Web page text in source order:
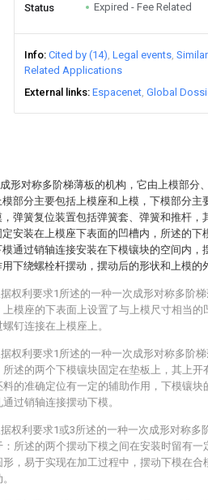
Status Expired - Fee Related
Info Cited by (14) Legal events
Related Applications
External links Espacenet Global
形对称多阶梯薄板的机构，它由上模部分
部分主要包括上模座和上模，下模部分主
弹簧复位装置包括弹簧套、弹簧和推杆，
安装在上模座下表面的凹槽内，所述的下
通过销轴连接安装在下模镶块的空间内，
下绕螺栓杆摆动，摆动后的形状和上模的
权利要求1所述的一种一次成形对称多阶
上模座的下表面上设置了与上模尺寸相当的
螺钉连接在上模座上。
权利要求1所述的一种一次成形对称多阶
所述的两个下模镶块固定在垫板上，其上开
料的准确定位有一定的辅助作用，下模镶块
通过销轴连接摆动下模。
据权利要求1或3所述的一种一次成形对称多
：所述的两个摆动下模之间在安装时留有一
形，易于实现在加工过程中，摆动下模在合